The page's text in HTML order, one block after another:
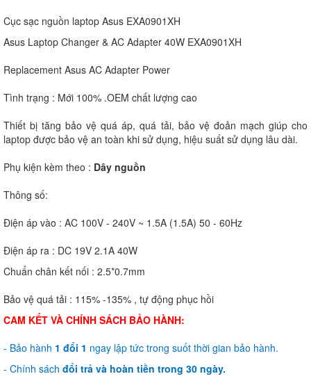
Cục sạc nguồn laptop Asus EXA0901XH
Asus Laptop Changer & AC Adapter 40W EXA0901XH
Replacement Asus AC Adapter Power
Tình trạng : Mới 100% .OEM chất lượng cao
Thiết bị tăng bảo vệ quá áp, quá tải, bảo vệ đoản mạch giúp cho
laptop được bảo vệ an toàn khi sử dụng, hiệu suất sử dụng lâu dài.
Phụ kiện kèm theo : Dây nguồn
Thông số:
Điện áp vào : AC 100V - 240V ~ 1.5A (1.5A) 50 - 60Hz
Điện áp ra : DC 19V 2.1A 40W
Chuẩn chân kết nối : 2.5*0.7mm
Bảo vệ quá tải : 115% -135% , tự động phục hồi
CAM KẾT VÀ CHÍNH SÁCH BẢO HÀNH:
- Bảo hành 1 đổi 1 ngay lập tức trong suốt thời gian bảo hành.
- Chính sách đổi trả và hoàn tiền trong 30 ngày.